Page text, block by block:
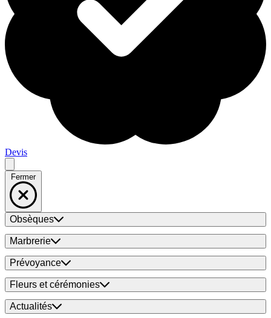
Devis
Fermer
Obsèques
Marbrerie
Prévoyance
Fleurs et cérémonies
Actualités